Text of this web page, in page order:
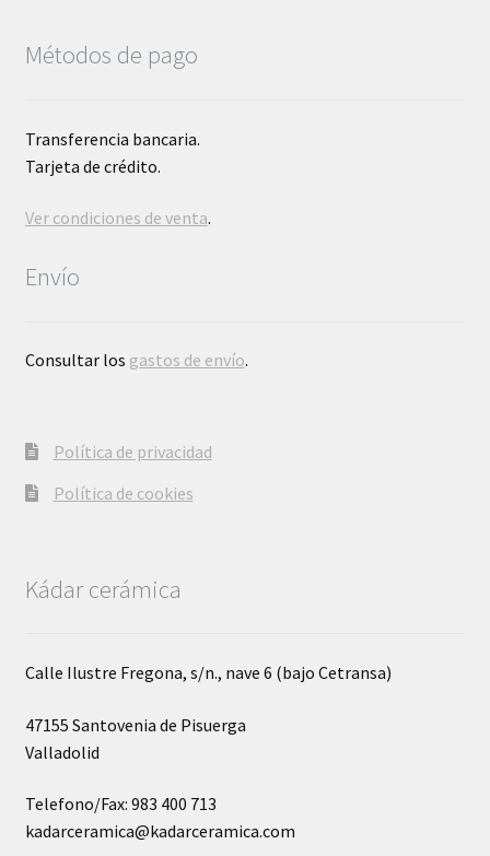
Métodos de pago
Transferencia bancaria.
Tarjeta de crédito.
Ver condiciones de venta.
Envío
Consultar los gastos de envío.
Política de privacidad
Política de cookies
Kádar cerámica
Calle Ilustre Fregona, s/n., nave 6 (bajo Cetransa)
47155 Santovenia de Pisuerga
Valladolid
Telefono/Fax: 983 400 713
kadarceramica@kadarceramica.com